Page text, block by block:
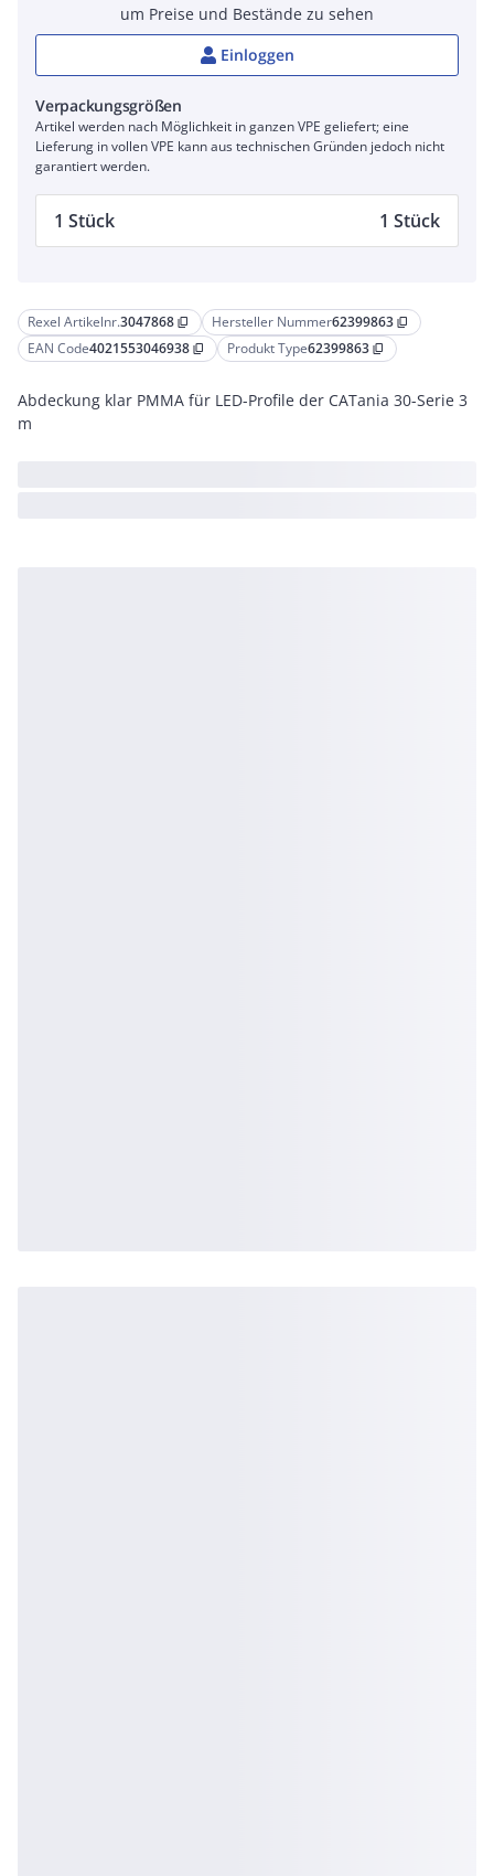
Rexel Artikelnr.3047868 content_copy Hersteller Nummer62399863 content_copy
EAN Code4021553046938 content_copy Produkt Type62399863 content_copy
Abdeckung klar PMMA für LED-Profile der CATania 30-Serie 3
m
um Preise und Bestände zu sehen
Einloggen
Verpackungsgrößen
Artikel werden nach Möglichkeit in ganzen VPE geliefert; eine
Lieferung in vollen VPE kann aus technischen Gründen jedoch nicht
garantiert werden.
1 Stück 1 Stück